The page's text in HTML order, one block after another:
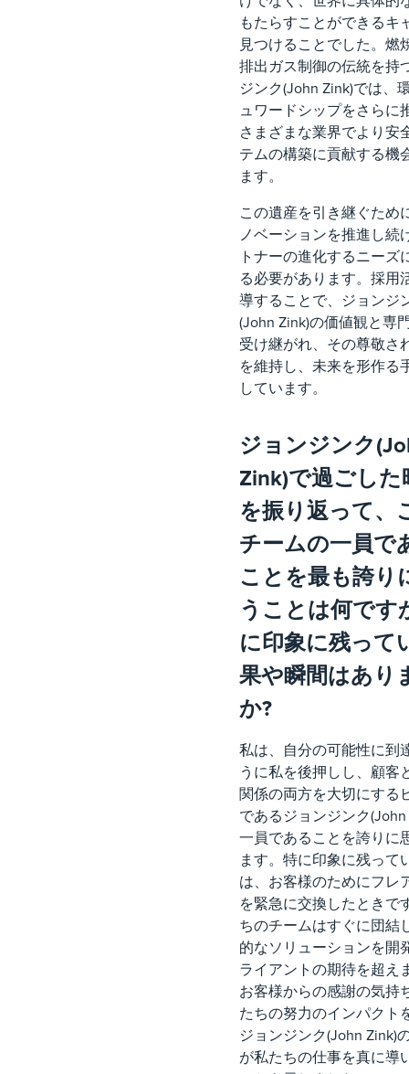
もたらすことができるキ
見つけることでした。燃
排出ガス制御の伝統を持
ジンク(John Zink)では、
ュワードシップをさらに
さまざまな業界でより安
テムの構築に貢献する機
ます。
この遺産を引き継ぐため
ノベーションを推進し続
トナーの進化するニーズ
る必要があります。採用
導することで、ジョンジ
(John Zink)の価値観と専
受け継がれ、その尊敬さ
を維持し、未来を形作る
しています。
ジョンジンク
Zink)で過ごした
を振り返って、
チームの一員で
ことを最も誇り
うことは何です
に印象に残って
果や瞬間はあり
か?
私は、自分の可能性に到
うに私を後押しし、顧客
関係の両方を大切にする
であるジョンジンク
一員であることを誇りに
ます。特に印象に残って
は、お客様のためにフレ
を緊急に交換したときで
ちのチームはすぐに団結
的なソリューションを開
ライアントの期待を超え
お客様からの感謝の気持
たちの努力のインパクト
ジョンジンク(John Zink)
が私たちの仕事を真に導